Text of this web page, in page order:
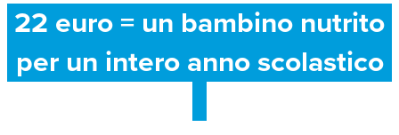
22 euro = un bambino nutrito
per un intero anno scolastico